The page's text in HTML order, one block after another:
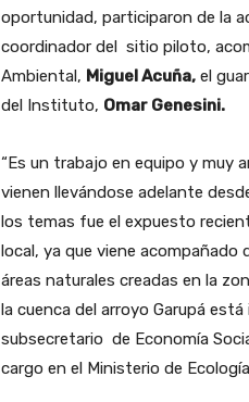
oportunidad, participaron de la
coordinador del sitio piloto,
Ambiental, Miguel Acuña,el
del Instituto, Omar Genesini.
“Es un trabajo en equipo y muy
vienen llevándose adelante
los temas fue el expuesto
local, ya que viene acompañado
áreas naturales creadas en la
la cuenca del arroyo Garupá
subsecretario de Economía
cargo en el Ministerio de